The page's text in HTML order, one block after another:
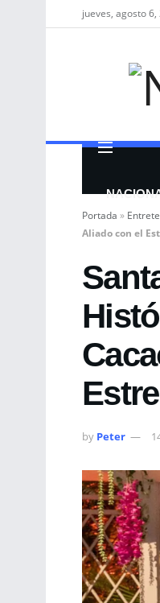
jueves, agosto 6,
Portada »
Aliado con el
by Peter